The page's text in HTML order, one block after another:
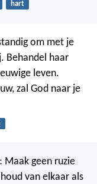
hart
om met je
Behandel haar
leven.
zal God naar je
Maak geen ruzie
van elkaar als